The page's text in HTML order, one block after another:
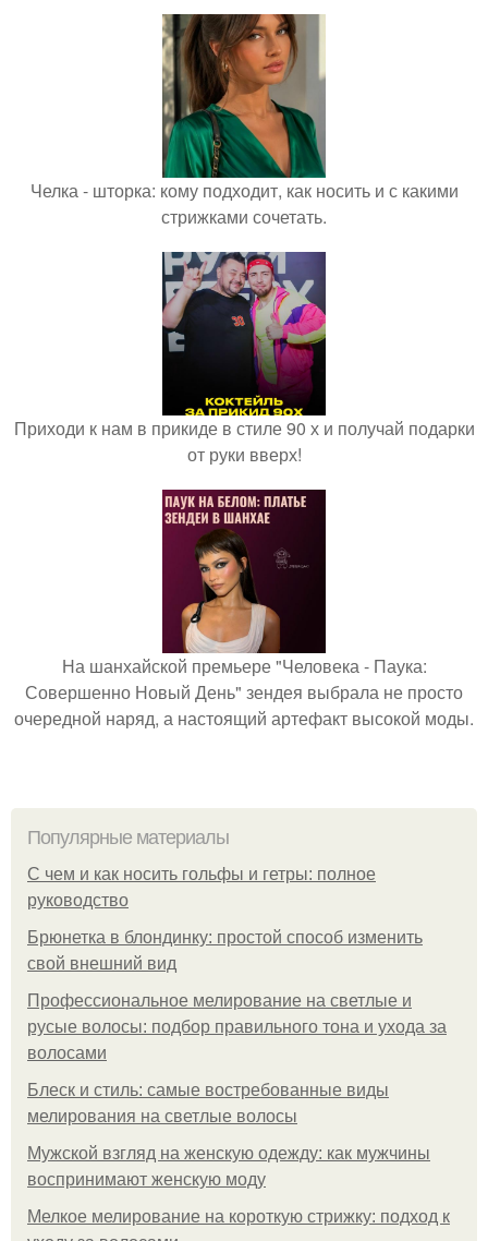
Челка - шторка: кому подходит, как носить и с какими
стрижками сочетать.
Приходи к нам в прикиде в стиле 90 х и получай подарки
от руки вверх!
На шанхайской премьере "Человека - Паука:
Совершенно Новый День" зендея выбрала не просто
очередной наряд, а настоящий артефакт высокой моды.
Популярные материалы
С чем и как носить гольфы и гетры: полное
руководство
Брюнетка в блондинку: простой способ изменить
свой внешний вид
Профессиональное мелирование на светлые и
русые волосы: подбор правильного тона и ухода за
волосами
Блеск и стиль: самые востребованные виды
мелирования на светлые волосы
Мужской взгляд на женскую одежду: как мужчины
воспринимают женскую моду
Мелкое мелирование на короткую стрижку: подход к